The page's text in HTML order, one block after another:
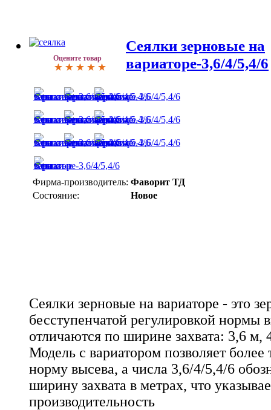
Оцените товар
Сеялки зерновые на
вариаторе-3,6/4/5,4/6
Фирма-производитель: Фаворит ТД
Состояние:
Новое
Сеялки зерновые на вариаторе - это
бесступенчатой регулировкой нормы
отличаются по ширине захвата: 3,6
Модель с вариатором позволяет более
норму высева, а числа 3,6/4/5,4/6
ширину захвата в метрах, что
производительность